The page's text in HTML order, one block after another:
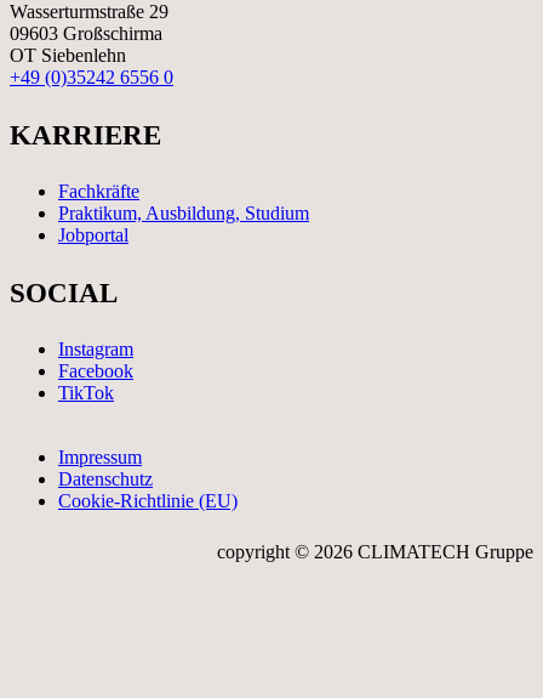
Wasserturmstraße 29
09603 Großschirma
OT Siebenlehn
+49 (0)35242 6556 0
KARRIERE
Fachkräfte
Praktikum, Ausbildung, Studium
Jobportal
SOCIAL
Instagram
Facebook
TikTok
Impressum
Datenschutz
Cookie-Richtlinie (EU)
copyright © 2026 CLIMATECH Gruppe